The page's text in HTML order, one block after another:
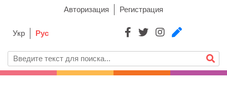
Авторизация Регистрация
Укр Рус